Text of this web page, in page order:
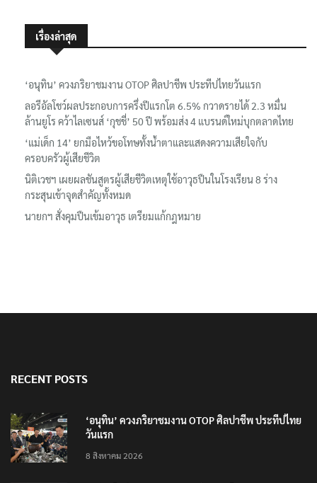
เรื่องล่าสุด
‘อนุทิน’ ควงภริยาชมงาน OTOP ศิลปาชีพ ประทีปไทยวันแรก
ลอรีอัลโชว์ผลประกอบการครึ่งปีแรกโต 6.5% กวาดรายได้ 2.3 หมื่น
ล้านยูโร คว้าไลเซนส์ ‘กุชชี่’ 50 ปี พร้อมส่ง 4 แบรนด์ใหม่บุกตลาดไทย
‘แม่เด็ก 14’ ยกมือไหว้ขอโทษทั้งน้ำตาและแสดงความเสียใจกับ
ครอบครัวผู้เสียชีวิต
นิติเวชฯ เผยผลชันสูตรผู้เสียชีวิตเหตุใช้อาวุธปืนในโรงเรียน 8 ร่าง
กระสุนเข้าจุดสำคัญทั้งหมด
นายกฯ สั่งคุมปืนเข้มอาวุธ เตรียมแก้กฎหมาย
RECENT POSTS
‘อนุทิน’ ควงภริยาชมงาน OTOP ศิลปาชีพ ประทีปไทย
วันแรก
8 สิงหาคม 2026